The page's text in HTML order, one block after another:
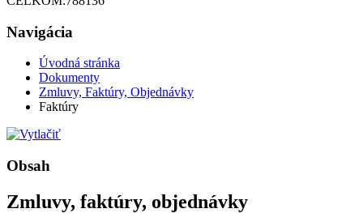
Navigácia
Úvodná stránka
Dokumenty
Zmluvy, Faktúry, Objednávky
Faktúry
Obsah
Zmluvy, faktúry, objednávky